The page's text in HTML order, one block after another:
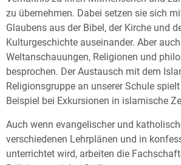
zu übernehmen. Dabei setzen sie sich
Glaubens aus der Bibel, der Kirche und
Kulturgeschichte auseinander. Aber
Weltanschauungen, Religionen und
besprochen. Der Austausch mit dem
Religionsgruppe an unserer Schule
Beispiel bei Exkursionen in islamische
Auch wenn evangelischer und
verschiedenen Lehrplänen und in
unterrichtet wird, arbeiten die